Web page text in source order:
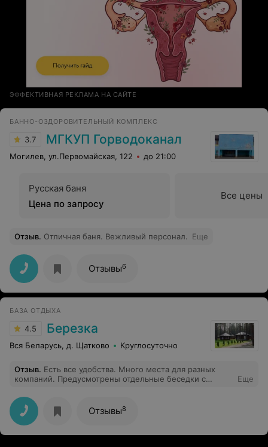
ЭФФЕКТИВНАЯ РЕКЛАМА НА САЙТЕ
БАННО-ОЗДОРОВИТЕЛЬНЫЙ КОМПЛЕКС
3.7 МГКУП Горводоканал
Могилев, ул.Первомайская, 122 до 21:00
Русская баня
Цена по запросу
Все цены
Отзыв. Отличная баня. Вежливый персонал. Еще
Отзывы6
БАЗА ОТДЫХА
4.5 Березка
Вся Беларусь, д. Щатково Круглосуточно
Отзыв. Есть все удобства. Много места для разных
компаний. Предусмотрены отдельные беседки с
Еще
Отзывы8